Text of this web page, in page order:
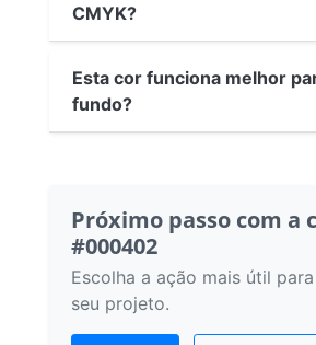
CMYK?
Esta cor funciona melhor
fundo?
Próximo passo com a
#000402
Escolha a ação mais útil
seu projeto.